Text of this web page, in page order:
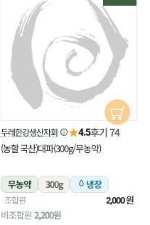
두레한강생산자회 ★4.5후기 74
(농할 국산)대파(300g/무농약)
무농약 300g 냉장
조합원 2,000원
비조합원 2,200원